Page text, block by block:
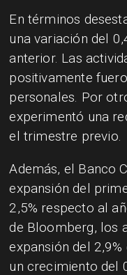
En términos
una variación del
anterior. Las
positivamente
personales. Por
experimentó una
el trimestre previo.
Además, el Banco
expansión del
2,5% respecto al
de Bloomberg, los
expansión del
un crecimiento del